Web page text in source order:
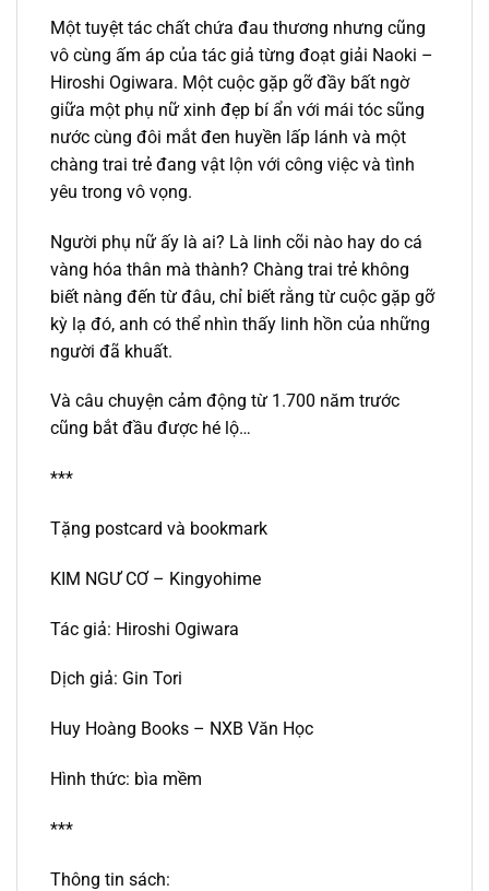
Một tuyệt tác chất chứa đau thương nhưng cũng
vô cùng ấm áp của tác giả từng đoạt giải Naoki –
Hiroshi Ogiwara. Một cuộc gặp gỡ đầy bất ngờ
giữa một phụ nữ xinh đẹp bí ẩn với mái tóc sũng
nước cùng đôi mắt đen huyền lấp lánh và một
chàng trai trẻ đang vật lộn với công việc và tình
yêu trong vô vọng.
Người phụ nữ ấy là ai? Là linh cõi nào hay do cá
vàng hóa thân mà thành? Chàng trai trẻ không
biết nàng đến từ đâu, chỉ biết rằng từ cuộc gặp gỡ
kỳ lạ đó, anh có thể nhìn thấy linh hồn của những
người đã khuất.
Và câu chuyện cảm động từ 1.700 năm trước
cũng bắt đầu được hé lộ…
***
Tặng postcard và bookmark
KIM NGƯ CƠ – Kingyohime
Tác giả: Hiroshi Ogiwara
Dịch giả: Gin Tori
Huy Hoàng Books – NXB Văn Học
Hình thức: bìa mềm
***
Thông tin sách: